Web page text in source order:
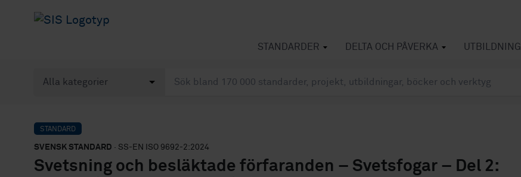
STANDARDER DELTA OCH PÅVERKA UTBILDNING
STANDARD
SVENSK STANDARD · SS-EN ISO 9692-2:2024
Svetsning och besläktade förfaranden – Svetsfogar – Del 2: